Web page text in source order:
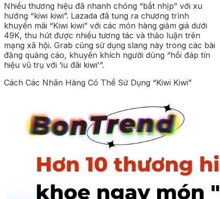
Nhiều thương hiệu đã nhanh chóng “bắt nhịp” với xu
hướng “kiwi kiwi”. Lazada đã tung ra chương trình
khuyến mãi “Kiwi kiwi” với các món hàng giảm giá dưới
49K, thu hút được nhiều tương tác và thảo luận trên
mạng xã hội. Grab cũng sử dụng slang này trong các bài
đăng quảng cáo, khuyến khích người dùng “hồi đáp tín
hiệu vũ trụ với ‘iu đãi kiwi'”.
Cách Các Nhãn Hàng Có Thể Sử Dụng “Kiwi Kiwi”